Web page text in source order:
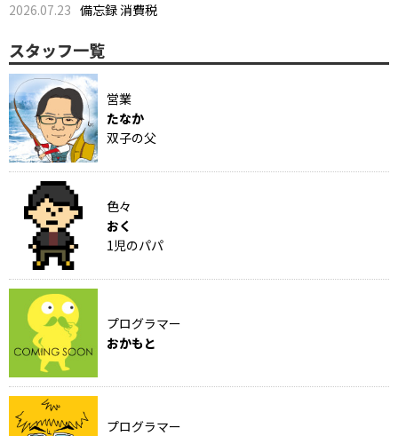
2026.07.23 備忘録 消費税
スタッフ一覧
営業
たなか
双子の父
色々
おく
1児のパパ
プログラマー
おかもと
プログラマー